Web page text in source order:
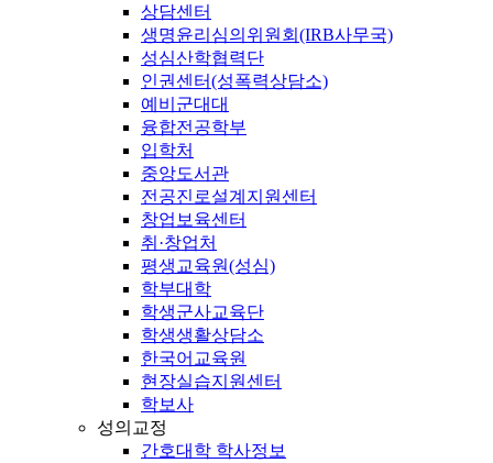
상담센터
생명윤리심의위원회(IRB사무국)
성심산학협력단
인권센터(성폭력상담소)
예비군대대
융합전공학부
입학처
중앙도서관
전공진로설계지원센터
창업보육센터
취·창업처
평생교육원(성심)
학부대학
학생군사교육단
학생생활상담소
한국어교육원
현장실습지원센터
학보사
성의교정
간호대학 학사정보